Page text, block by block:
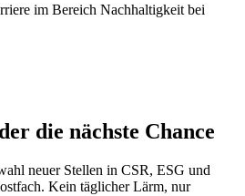
im Bereich Nachhaltigkeit bei
die nächste Chance
neuer Stellen in CSR, ESG und
Kein täglicher Lärm, nur